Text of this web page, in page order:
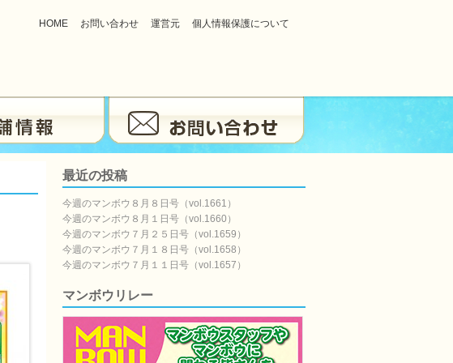
HOME お問い合わせ 運営元 個人情報保護について
最近の投稿
今週のマンボウ８月８日号（vol.1661）
今週のマンボウ８月１日号（vol.1660）
今週のマンボウ７月２５日号（vol.1659）
今週のマンボウ７月１８日号（vol.1658）
今週のマンボウ７月１１日号（vol.1657）
マンボウリレー